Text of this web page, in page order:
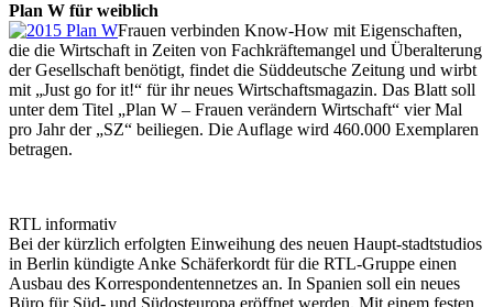
Plan W für weiblich
Frauen verbinden Know-How mit Eigenschaften,
die die Wirtschaft in Zeiten von Fachkräftemangel und Überalterung
der Gesellschaft benötigt, findet die Süddeutsche Zeitung und wirbt
mit „Just go for it!“ für ihr neues Wirtschaftsmagazin. Das Blatt soll
unter dem Titel „Plan W – Frauen verändern Wirtschaft“ vier Mal
pro Jahr der „SZ“ beiliegen. Die Auflage wird 460.000 Exemplaren
betragen.
RTL informativ
Bei der kürzlich erfolgten Einweihung des neuen Haupt-stadtstudios
in Berlin kündigte Anke Schäferkordt für die RTL-Gruppe einen
Ausbau des Korrespondentennetzes an. In Spanien soll ein neues